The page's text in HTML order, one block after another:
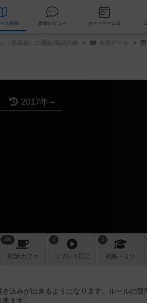
データベース 検索 新着レビュー ボードゲ
（新装版）の通販/商品詳細 作品データ
2017年～
296
店舗/カフェ
2
リプレイ 日記
3
戦略 ・コツ
込みが出来るようになります。ルールの
ます。